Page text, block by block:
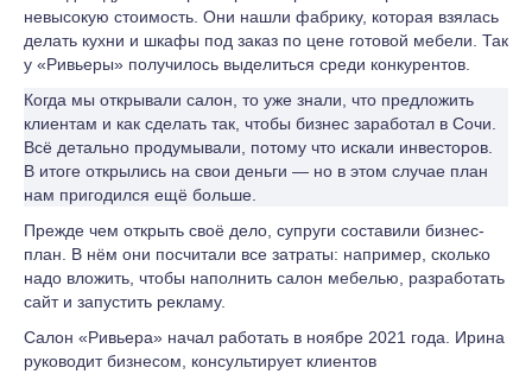
невысокую стоимость. Они нашли фабрику, которая взялась
делать кухни и шкафы под заказ по цене готовой мебели. Так
у «Ривьеры» получилось выделиться среди конкурентов.
Когда мы открывали салон, то уже знали, что предложить
клиентам и как сделать так, чтобы бизнес заработал в Сочи.
Всё детально продумывали, потому что искали инвесторов.
В итоге открылись на свои деньги — но в этом случае план
нам пригодился ещё больше.
Прежде чем открыть своё дело, супруги составили бизнес-
план. В нём они посчитали все затраты: например, сколько
надо вложить, чтобы наполнить салон мебелью, разработать
сайт и запустить рекламу.
Салон «Ривьера» начал работать в ноябре 2021 года. Ирина
руководит бизнесом, консультирует клиентов